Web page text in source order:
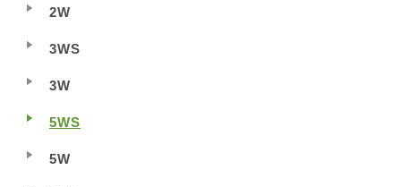
2W
3WS
3W
5WS
5W